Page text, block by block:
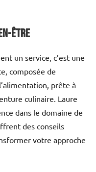
être
un service, c’est une
composée de
prête à
culinaire. Laure
dans le domaine de
des conseils
votre approche